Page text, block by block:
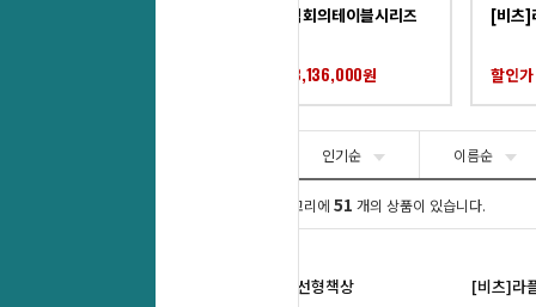
[비츠]라플라스중역회의테이블시리즈
3,136,000원
[비츠]
할인
인기순 이름순
카테고리에 51 개의 상품이 있습니다.
[비츠]크레시아중역직선형책상 [비츠]라